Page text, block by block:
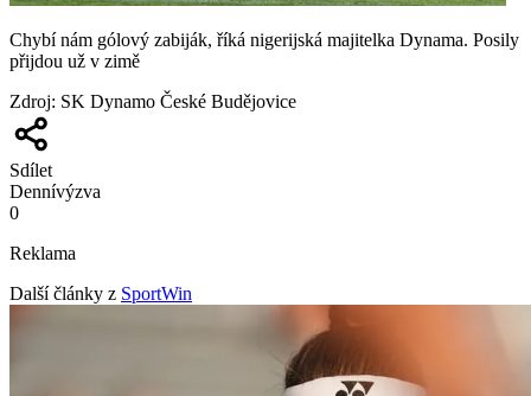
Chybí nám gólový zabiják, říká nigerijská majitelka Dynama. Posily
přijdou už v zimě
Zdroj: SK Dynamo České Budějovice
Sdílet
Dennívýzva
0
Reklama
Další články z SportWin